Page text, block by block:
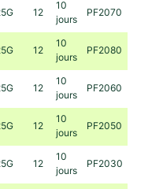
12
10
jours
PF2070
12
10
jours
PF2080
12
10
jours
PF2060
12
10
jours
PF2050
12
10
jours
PF2030